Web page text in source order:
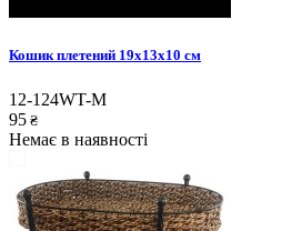
Кошик плетений 19x13x10 см
12-124WT-M
95 ₴
Немає в наявності